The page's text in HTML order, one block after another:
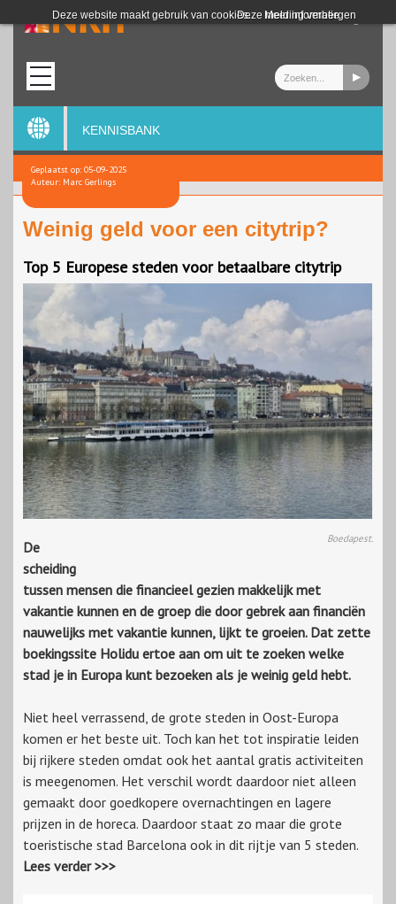
Deze website maakt gebruik van cookies. Meer informatie
Deze melding verbergen
Login
KENNISBANK
Geplaatst op: 05-09-2025
Auteur: Marc Gerlings
Weinig geld voor een citytrip?
Top 5 Europese steden voor betaalbare citytrip
Boedapest.
De
scheiding
tussen mensen die financieel gezien makkelijk met
vakantie kunnen en de groep die door gebrek aan financiën
nauwelijks met vakantie kunnen, lijkt te groeien. Dat zette
boekingssite Holidu ertoe aan om uit te zoeken welke
stad je in Europa kunt bezoeken als je weinig geld hebt.
Niet heel verrassend, de grote steden in Oost-Europa
komen er het beste uit. Toch kan het tot inspiratie leiden
bij rijkere steden omdat ook het aantal gratis activiteiten
is meegenomen. Het verschil wordt daardoor niet alleen
gemaakt door goedkopere overnachtingen en lagere
prijzen in de horeca. Daardoor staat zo maar die grote
toeristische stad Barcelona ook in dit rijtje van 5 steden.
Lees verder >>>